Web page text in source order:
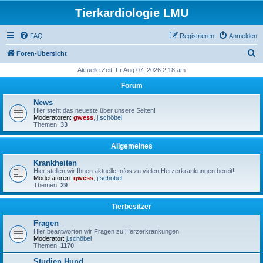
Tierkardiologie LMU
FAQ Anmelden
Registrieren
Foren-Übersicht
h
Aktuelle Zeit: Fr Aug 07, 2026 2:18 am
Forum
News
Hier steht das neueste über unsere Seiten!
Moderatoren: gwess j.schöbel
Themen: 33
Allgemeines
Krankheiten
Hier stellen wir Ihnen aktuelle Infos zu vielen Herzerkrankungen bereit!
Moderatoren: gwess j.schöbel
Themen: 29
Tierbesitzer
Fragen
Hier beantworten wir Fragen zu Herzerkrankungen
Moderator: j.schöbel
Themen: 1170